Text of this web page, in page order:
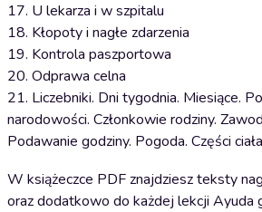
17. U lekarza i w szpitalu
18. Kłopoty i nagłe zdarzenia
19. Kontrola paszportowa
20. Odprawa celna
21. Liczebniki. Dni tygodnia. Miesiące.
narodowości. Członkowie rodziny.
Podawanie godziny. Pogoda. Części
W książeczce PDF znajdziesz teksty
oraz dodatkowo do każdej lekcji Ayuda